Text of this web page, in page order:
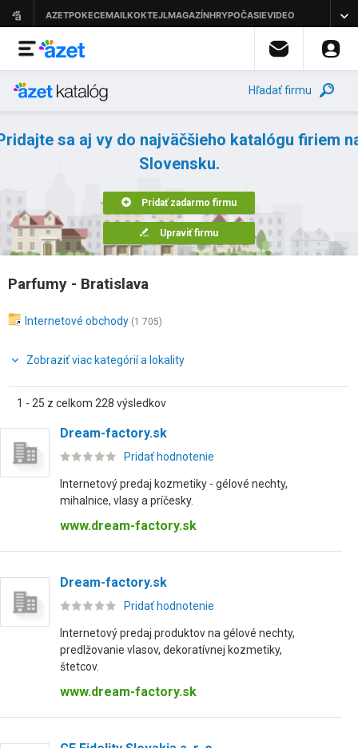
Hľadať firmu
sa aj vy do najväčšieho katalógu firiem
Slovensku.
Pridať zadarmo firmu
Upraviť firmu
Parfumy - Bratislava
Internetové obchody (1 705)
Zobraziť viac kategórií a lokality
1 - 25 z celkom 228 výsledkov
Dream-factory.sk
Pridať hodnotenie
Internetový predaj kozmetiky - gélové nechty,
mihalnice, vlasy a príčesky.
www.dream-factory.sk
Dream-factory.sk
Pridať hodnotenie
Internetový predaj produktov na gélové nechty,
predlžovanie vlasov, dekoratívnej kozmetiky,
štetcov.
www.dream-factory.sk